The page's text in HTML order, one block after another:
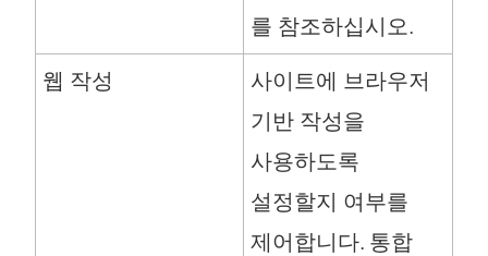
를 참조하십시오.
웹 작성
사이트에 브라우저
기반 작성을
사용하도록
설정할지 여부를
제어합니다. 통합